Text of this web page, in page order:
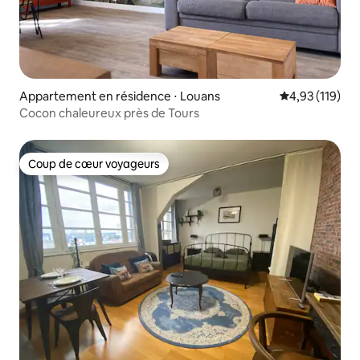
Appartement en résidence ⋅ Louans Évaluation
4,93 (119)
Cocon chaleureux près de Tours
Coup de cœur voyageurs
Coup de cœur voyageurs